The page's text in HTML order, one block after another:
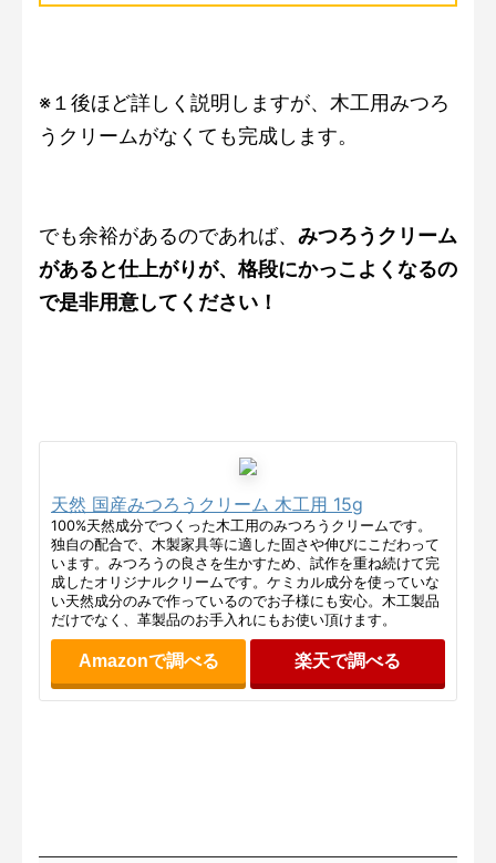
※１後ほど詳しく説明しますが、木工用みつろ
うクリームがなくても完成します。
でも余裕があるのであれば、 みつろうクリーム
があると仕上がりが、格段にかっこよくなるの
で是非用意してください！
天然 国産みつろうクリーム 木工用 15g
100%天然成分でつくった木工用のみつろうクリームです。
独自の配合で、木製家具等に適した固さや伸びにこだわって
います。みつろうの良さを生かすため、試作を重ね続けて完
成したオリジナルクリームです。ケミカル成分を使っていな
い天然成分のみで作っているのでお子様にも安心。木工製品
だけでなく、革製品のお手入れにもお使い頂けます。
Amazonで調べる 楽天で調べる